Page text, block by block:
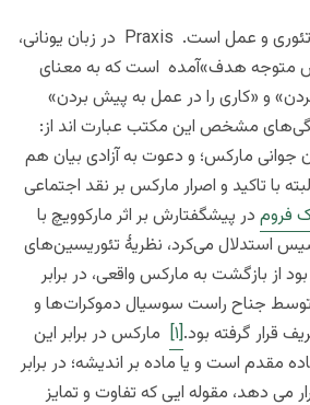
سنتر تئوری و عمل است. Praxis در زبان یونانی،
متوجه هدف»آمده است که به معنای
و «کاری را در عمل به پیش بردن»
مشخص این مکتب عبارت اند از:
جوانی مارکس؛ و دعوت به آزادی بیان هم
با تاکید و اصرار مارکس بر نقد اجتماعی
فروم در پیشگفتارش بر اثر مارکوویچ با
استدلال می‌کرد، نظریهٔ تئوریسین‌های
از بازگشت به مارکس واقعی، در برابر
توسط جناح راست سوسیال دموکرات‌ها و
قرار گرفته بود.[۱] مارکس در برابر این
مقدم است و یا ماده بر اندیشه؛ در برابر
می دهد، مقوله ایی که تفاوت و تمایز